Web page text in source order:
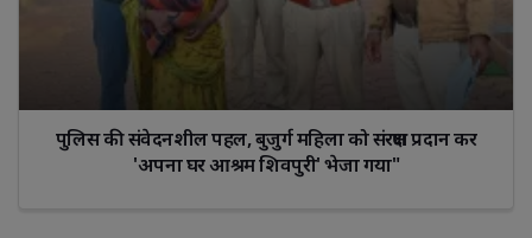
पुलिस की संवेदनशील पहल, बुजुर्ग महिला को संरक्षण प्रदान कर
'अपना घर आश्रम शिवपुरी' भेजा गया"